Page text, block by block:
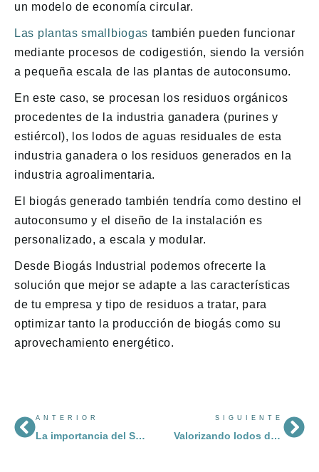
un modelo de economía circular.
Las plantas smallbiogas también pueden funcionar
mediante procesos de codigestión, siendo la versión
a pequeña escala de las plantas de autoconsumo.
En este caso, se procesan los residuos orgánicos
procedentes de la industria ganadera (purines y
estiércol), los lodos de aguas residuales de esta
industria ganadera o los residuos generados en la
industria agroalimentaria.
El biogás generado también tendría como destino el
autoconsumo y el diseño de la instalación es
personalizado, a escala y modular.
Desde Biogás Industrial podemos ofrecerte la
solución que mejor se adapte a las características
de tu empresa y tipo de residuos a tratar, para
optimizar tanto la producción de biogás como su
aprovechamiento energético.
ANTERIOR
La importancia del Sistema de Garantías de Origen para el biogás
SIGUIENTE
Valorizando lodos de depuradora para producir biometano